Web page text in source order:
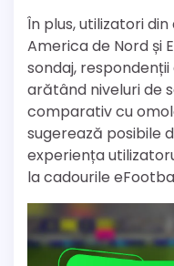
În plus, utilizatori
America de Nord și
sondaj,
arătând niveluri de
comparativ cu
sugerează posibile
experiența
la cadourile